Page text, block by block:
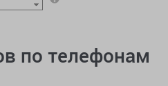
по телефонам